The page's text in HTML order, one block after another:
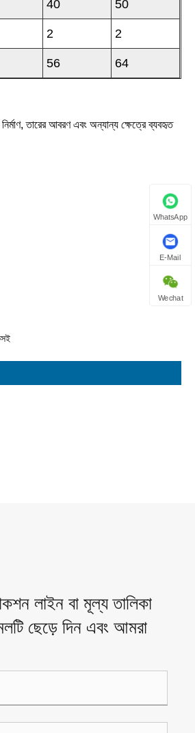
40 50
2 2
56 64
তারের আবরণ এবং অন্যান্য ক্ষেত্রে ব্যবহৃত
লাইন বা মূল্য তালিকা
ছেড়ে দিন এবং আমরা
WhatsApp
E-Mail
Wechat